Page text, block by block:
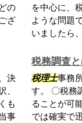
の
ざ
を中心に、
ような問題
いましたら
決
、
も
事
税務調査
税理士事務
す。 〇税務
ることが可
では確実で